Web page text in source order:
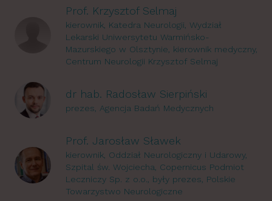
Prof. Krzysztof Selmaj
kierownik, Katedra Neurologii, Wydział
Lekarski Uniwersytetu Warmińsko-
Mazurskiego w Olsztynie, kierownik medyczny,
Centrum Neurologii Krzysztof Selmaj
dr hab. Radosław Sierpiński
prezes, Agencja Badań Medycznych
Prof. Jarosław Sławek
kierownik, Oddział Neurologiczny i Udarowy,
Szpital św. Wojciecha, Copernicus Podmiot
Leczniczy Sp. z o.o., były prezes, Polskie
Towarzystwo Neurologiczne